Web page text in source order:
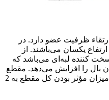
ظرفیت عضو دارد. در
یکسان می‌باشند. از
کننده لبه‌ای می‌باشد که
بال را افزایش می‌دهد. مقطع
میانی با افزودن سخت کننده لبه‌ای میزان مؤثر بودن کل مقطع به 2